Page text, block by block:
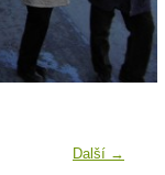
Další →